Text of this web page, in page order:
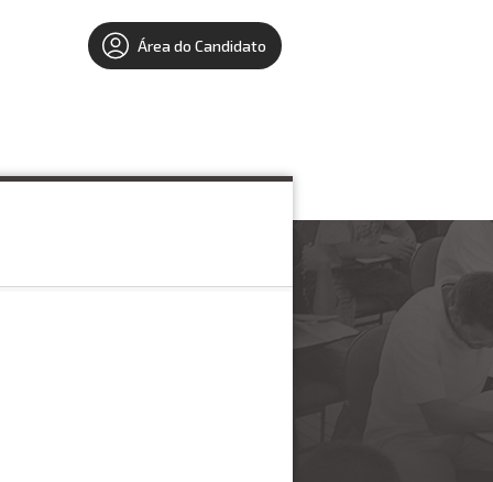
Área do Candidato